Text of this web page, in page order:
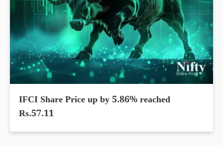
IFCI Share Price up by 5.86% reached
Rs.57.11